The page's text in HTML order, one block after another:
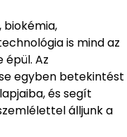
biokémia,
is mind az
Az
egyben betekintést
és segít
álljunk a